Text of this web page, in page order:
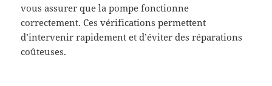
vous assurer que la pompe fonctionne
correctement. Ces vérifications permettent
d’intervenir rapidement et d’éviter des réparations
coûteuses.